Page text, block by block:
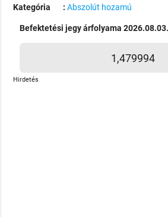
Kategória : Abszolút hozamú
Befektetési jegy árfolyama
1,479994
Hirdetés